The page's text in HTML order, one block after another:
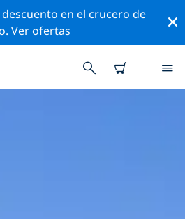
descuento en el crucero de
Ver ofertas